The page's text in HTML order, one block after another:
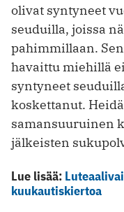
olivat syntyneet
seuduilla, joissa
pahimmillaan.
havaittu miehillä
syntyneet
koskettanut.
samansuuruinen
jälkeisten
Lue lisää:
kuukautiskiertoa